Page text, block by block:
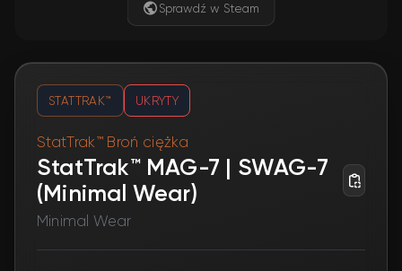
Sprawdź w Steam
STATTRAK™ UKRYTY
StatTrak™ Broń ciężka
StatTrak™ MAG-7 | SWAG-7
(Minimal Wear)
Minimal Wear